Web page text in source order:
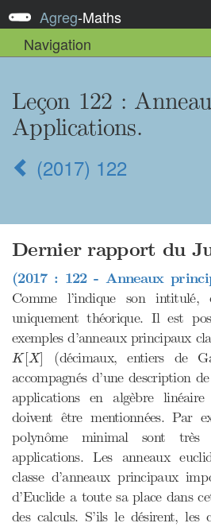
Agreg-Maths
Navigation
Leçon 122 :
Applications.
(2017) 122
Dernier rapport du
(2017 : 122 - Anneaux
Comme l’indique son intitulé,
uniquement théorique. Il est
exemples d’anneaux principaux
K[X]
K[X]
(décimaux, entiers de
accompagnés d’une description
applications en algèbre
doivent être mentionnées. Par
polynôme minimal sont très
applications. Les anneaux
classe d’anneaux principaux
d’Euclide a toute sa place dans
des calculs. S’ils le désirent, les